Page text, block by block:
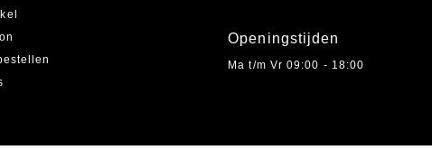
Openingstijden
Ma t/m Vr 09:00 - 18:00